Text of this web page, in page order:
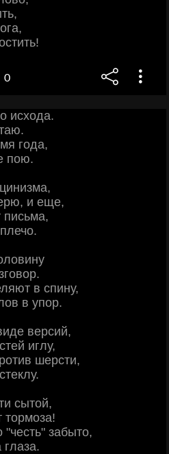
0
исхода.
года,
пою.
и еще,
письма,
в спину,
в упор.
версий,
иглу,
шерсти,
сытой,
тормоза!
забыто,
глаза.